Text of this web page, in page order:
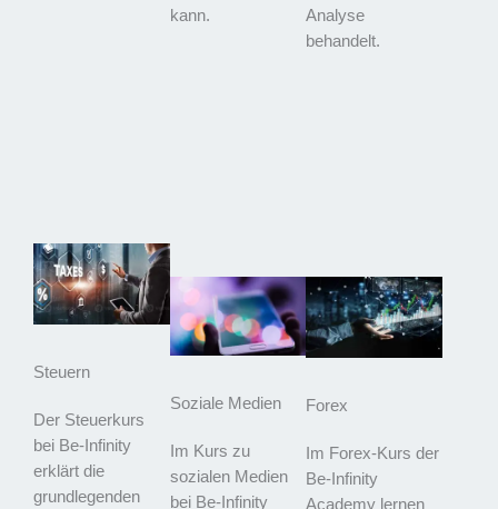
kann.
Analyse
behandelt.
Steuern
Der Steuerkurs
bei Be-Infinity
erklärt die
grundlegenden
Soziale Medien
Im Kurs zu
sozialen Medien
bei Be-Infinity
Forex
Im Forex-Kurs der
Be-Infinity
Academy lernen